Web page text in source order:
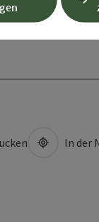
In der